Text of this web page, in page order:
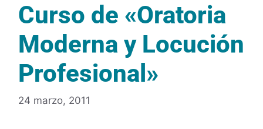
Curso de «Oratoria
Moderna y Locución
Profesional»
24 marzo, 2011